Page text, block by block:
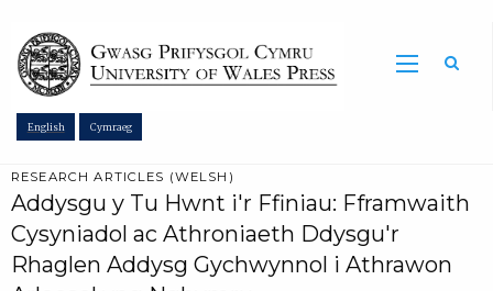
English Cymraeg
RESEARCH ARTICLES (WELSH)
Addysgu y Tu Hwnt i'r Ffiniau: Fframwaith
Cysyniadol ac Athroniaeth Ddysgu'r
Rhaglen Addysg Gychwynnol i Athrawon